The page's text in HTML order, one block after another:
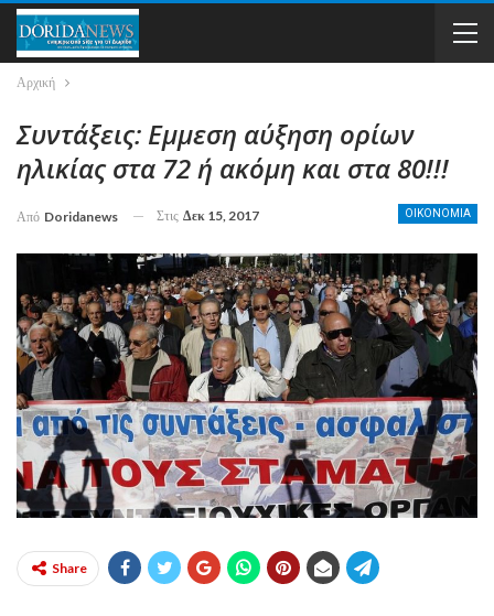
Αρχική
Συντάξεις: Εμμεση αύξηση ορίων
ηλικίας στα 72 ή ακόμη και στα 80!!!
ΟΙΚΟΝΟΜΙΑ
Από Doridanews Στις Δεκ 15, 2017
Share